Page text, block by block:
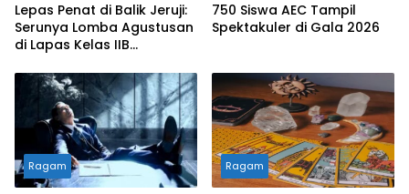
Lepas Penat di Balik Jeruji:
Serunya Lomba Agustusan
di Lapas Kelas IIB
750 Siswa AEC Tampil
Spektakuler di Gala 2026
Ragam Ragam